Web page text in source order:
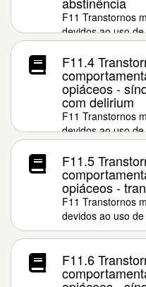
F11 Transtornos
devidos ao uso
F11.4
opiáceos -
com delirium
F11 Transtornos
devidos ao uso
F11.5
opiáceos -
F11 Transtornos
devidos ao uso
F11.6